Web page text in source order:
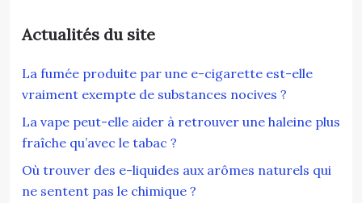
Actualités du site
La fumée produite par une e-cigarette est-elle
vraiment exempte de substances nocives ?
La vape peut-elle aider à retrouver une haleine plus
fraîche qu’avec le tabac ?
Où trouver des e-liquides aux arômes naturels qui
ne sentent pas le chimique ?